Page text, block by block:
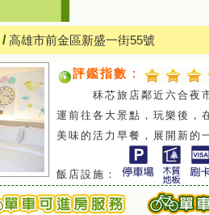
/高雄市前金區新盛一街55號
評鑑指數 ：
秝芯旅店鄰近六合夜市
運前往各大景點，玩樂後，
美味的活力早餐，展開新的
飯店設施：